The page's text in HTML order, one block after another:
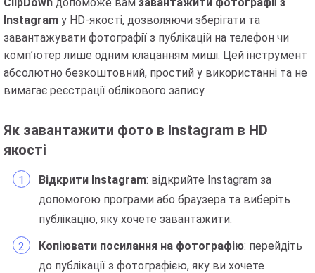
Instagram у HD-якості, дозволяючи зберігати та
завантажувати фотографії з публікацій на телефон чи
комп’ютер лише одним клацанням миші. Цей інструмент
абсолютно безкоштовний, простий у використанні та не
вимагає реєстрації облікового запису.
Як завантажити фото в Instagram в HD
якості
Відкрити Instagram: відкрийте Instagram за
допомогою програми або браузера та виберіть
публікацію, яку хочете завантажити.
Копіювати посилання на фотографію: перейдіть
до публікації з фотографією, яку ви хочете